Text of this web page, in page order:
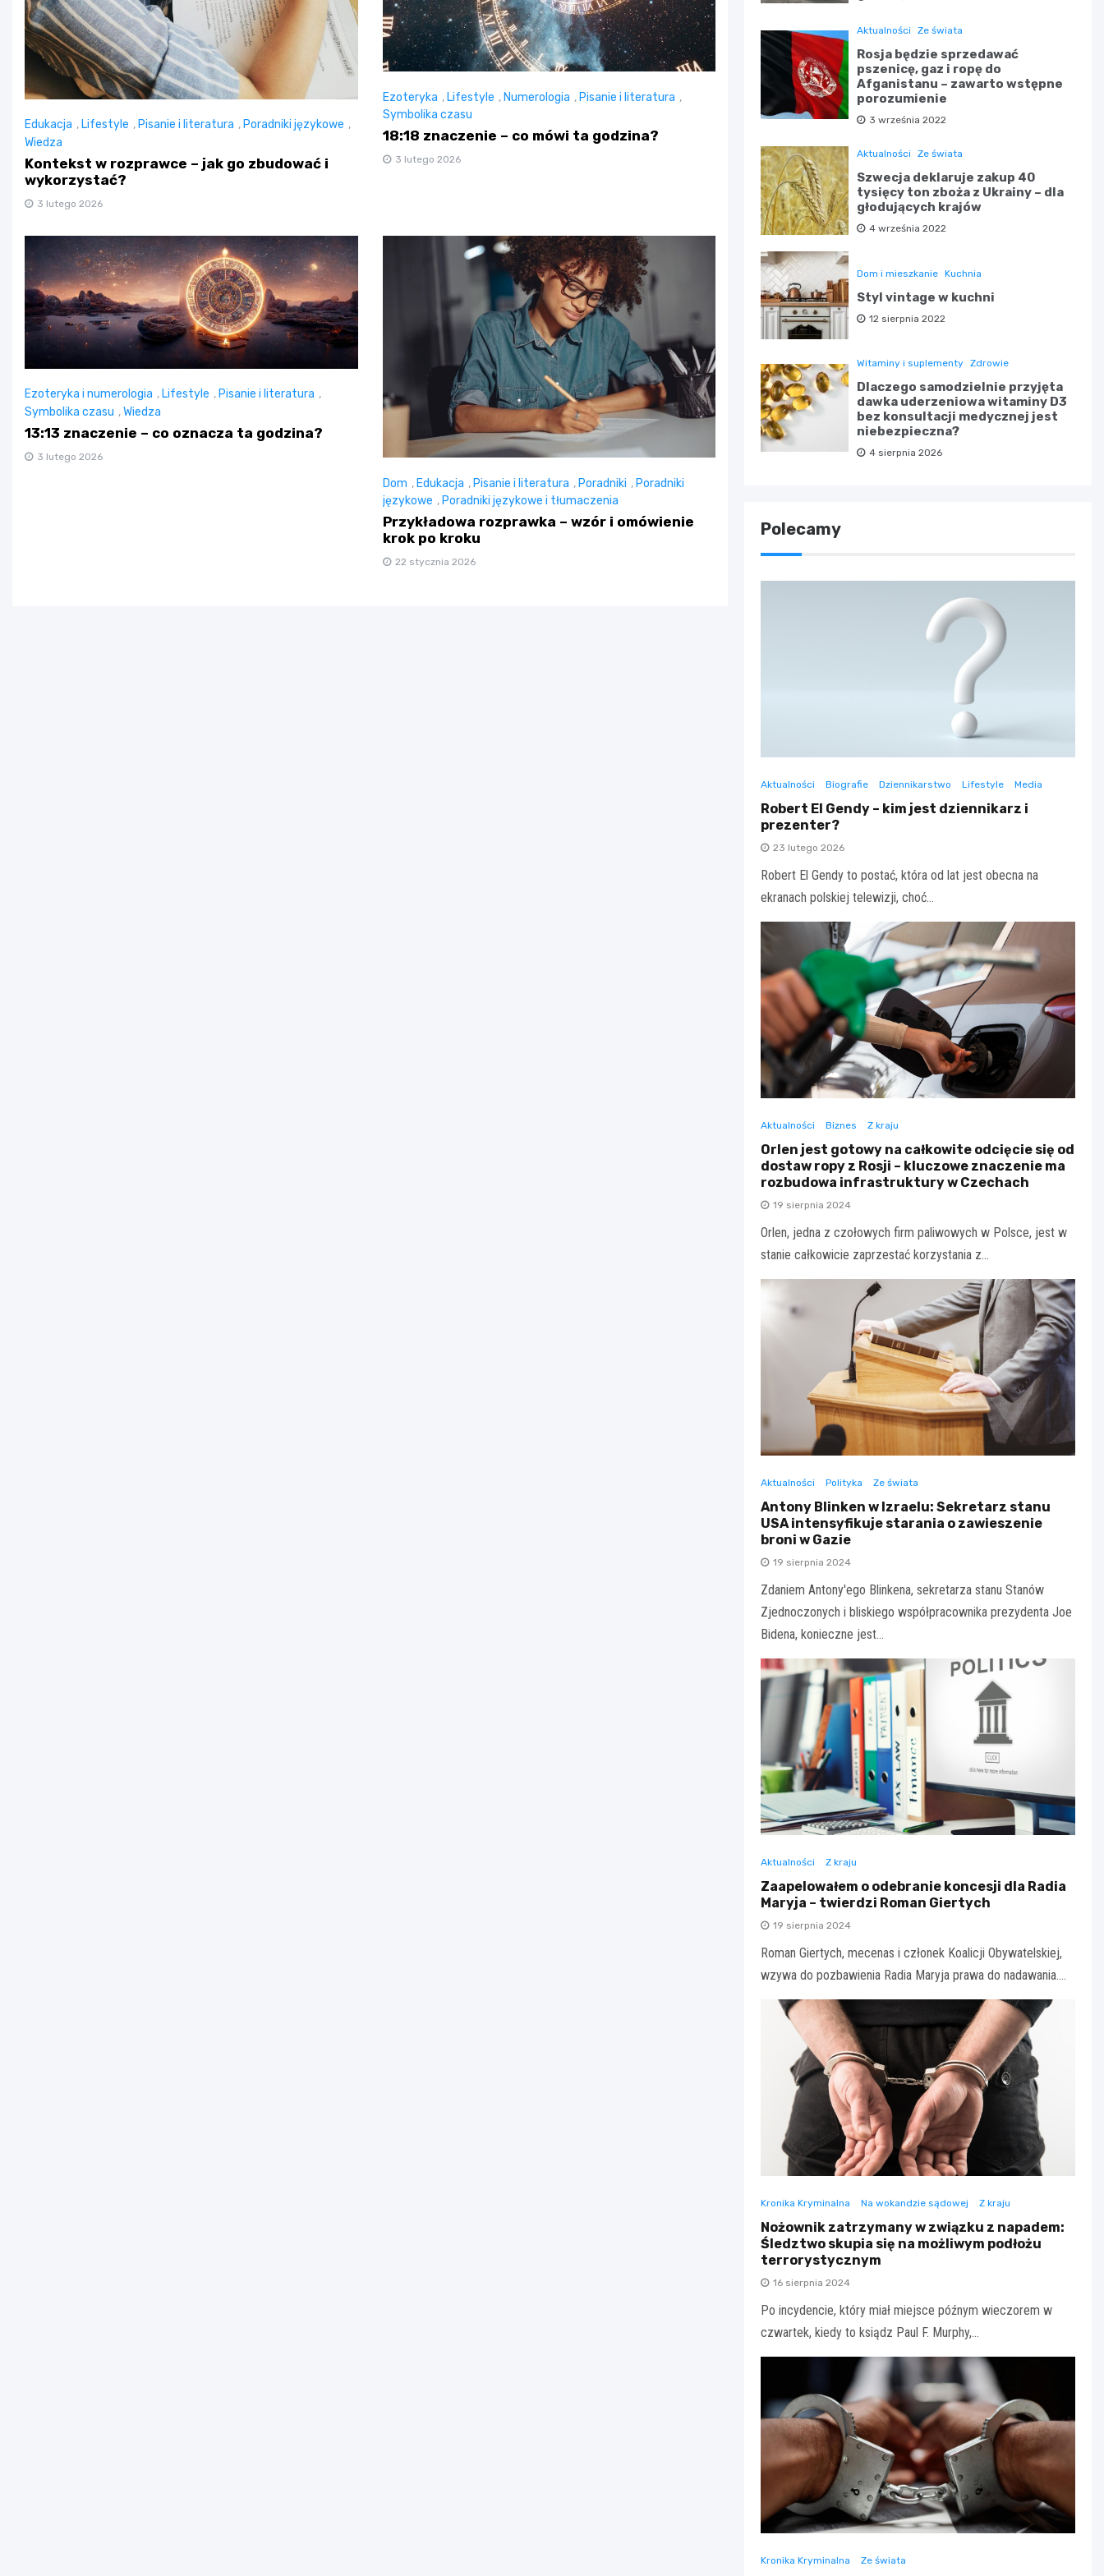
Edukacja ,Lifestyle ,Pisanie i literatura ,Poradniki językowe ,
Wiedza
Kontekst w rozprawce – jak go zbudować i
wykorzystać?
3 lutego 2026
Ezoteryka , Lifestyle , Numerologia , Pisanie i literatura ,
Symbolika czasu
18:18 znaczenie – co mówi ta godzina?
3 lutego 2026
Ezoteryka i numerologia , Lifestyle , Pisanie i literatura ,
Symbolika czasu ,Wiedza
13:13 znaczenie – co oznacza ta godzina?
3 lutego 2026
Dom , Edukacja , Pisanie i literatura , Poradniki , Poradniki
językowe , Poradniki językowe i tłumaczenia
Przykładowa rozprawka – wzór i omówienie
krok po kroku
22 stycznia 2026
Aktualności Ze świata
Rosja będzie sprzedawać
pszenicę, gaz i ropę do
Afganistanu – zawarto wstępne
porozumienie
3 września 2022
Aktualności Ze świata
Szwecja deklaruje zakup 40
tysięcy ton zboża z Ukrainy – dla
głodujących krajów
4 września 2022
Dom i mieszkanie Kuchnia
Styl vintage w kuchni
12 sierpnia 2022
Witaminy i suplementy Zdrowie
Dlaczego samodzielnie przyjęta
dawka uderzeniowa witaminy D3
bez konsultacji medycznej jest
niebezpieczna?
4 sierpnia 2026
Polecamy
Aktualności Biografie Dziennikarstwo Lifestyle Media
Robert El Gendy – kim jest dziennikarz i
prezenter?
23 lutego 2026
Robert El Gendy to postać, która od lat jest obecna na
ekranach polskiej telewizji, choć…
Aktualności Biznes Z kraju
Orlen jest gotowy na całkowite odcięcie się od
dostaw ropy z Rosji – kluczowe znaczenie ma
rozbudowa infrastruktury w Czechach
19 sierpnia 2024
Orlen, jedna z czołowych firm paliwowych w Polsce, jest w
stanie całkowicie zaprzestać korzystania z…
Aktualności Polityka Ze świata
Antony Blinken w Izraelu: Sekretarz stanu
USA intensyfikuje starania o zawieszenie
broni w Gazie
19 sierpnia 2024
Zdaniem Antony'ego Blinkena, sekretarza stanu Stanów
Zjednoczonych i bliskiego współpracownika prezydenta Joe
Bidena, konieczne jest…
Aktualności Z kraju
Zaapelowałem o odebranie koncesji dla Radia
Maryja – twierdzi Roman Giertych
19 sierpnia 2024
Roman Giertych, mecenas i członek Koalicji Obywatelskiej,
wzywa do pozbawienia Radia Maryja prawa do nadawania.…
Kronika Kryminalna Na wokandzie sądowej Z kraju
Nożownik zatrzymany w związku z napadem:
Śledztwo skupia się na możliwym podłożu
terrorystycznym
16 sierpnia 2024
Po incydencie, który miał miejsce późnym wieczorem w
czwartek, kiedy to ksiądz Paul F. Murphy,…
Kronika Kryminalna Ze świata